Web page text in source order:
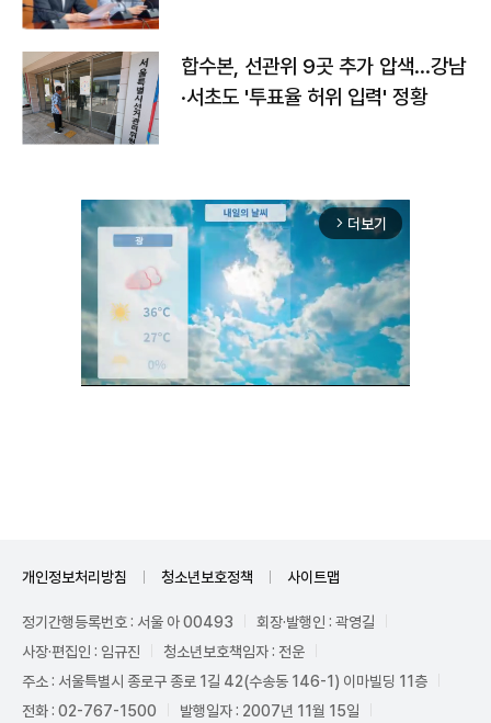
합수본, 선관위 9곳 추가 압색…강남
·서초도 '투표율 허위 입력' 정황
arrow_forward_ios 더보기
개인정보처리방침 청소년보호정책 사이트맵
정기간행등록번호 : 서울 아 00493
회장·발행인 : 곽영길
사장·편집인 : 임규진
청소년보호책임자 : 전운
주소 : 서울특별시 종로구 종로 1길 42(수송동 146-1) 이마빌딩 11층
전화 : 02-767-1500
발행일자 : 2007년 11월 15일